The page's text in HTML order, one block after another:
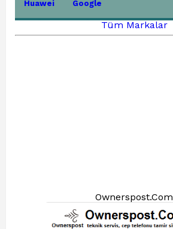
Huawei Google
Tüm Markalar
Ownerspost.Com